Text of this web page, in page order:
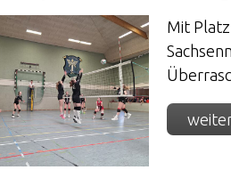
Mit